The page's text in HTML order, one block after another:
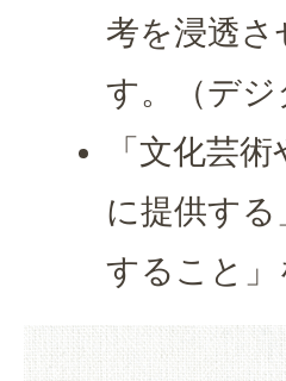
考を浸透
す。（デジ
「文化芸
に提供す
すること